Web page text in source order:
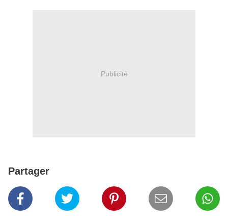
Publicité
Partager